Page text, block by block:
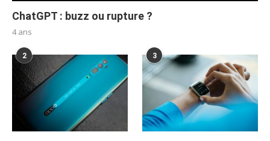
ChatGPT : buzz ou rupture ?
4 ans
2 3